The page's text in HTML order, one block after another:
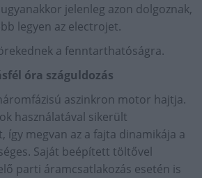
jelenleg azon dolgoznak,
legyen az electrojet.
a fenntarthatóságra.
óra száguldozás
aszinkron motor hajtja.
használatával sikerült
így megvan az a fajta dinamikája a
Saját beépített töltővel
parti áramcsatlakozás esetén is